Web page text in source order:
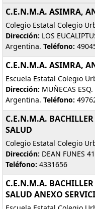
C.E.N.M.A. ASIMRA,
Colegio Estatal Colegio
Dirección: LOS
Argentina. Teléfono:
C.E.N.M.A. ASIMRA,
Escuela Estatal Colegio
Dirección: MUÑECAS
Argentina. Teléfono:
C.E.N.M.A.
SALUD
Colegio Estatal Colegio
Dirección: DEAN FUNES
Teléfono: 4331656
C.E.N.M.A.
SALUD ANEXO